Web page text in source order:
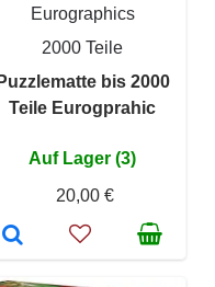
Eurographics
2000 Teile
Puzzlematte bis 2000
Teile Eurogprahic
Auf Lager (3)
20,00 €